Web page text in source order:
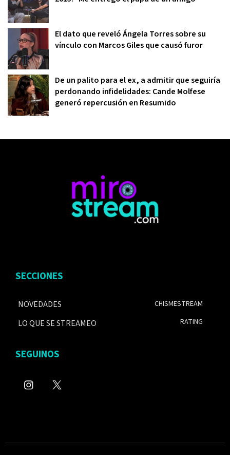
El dato que reveló Ángela Torres sobre su
vínculo con Marcos Giles que causó furor
De un palito para el ex, a admitir que seguiría
perdonando infidelidades: Cande Molfese
generó repercusión en Resumido
SECCIONES
NOVEDADES
LO QUE SE STREAMEO
CHISMESTREAM
RATING
SEGUINOS